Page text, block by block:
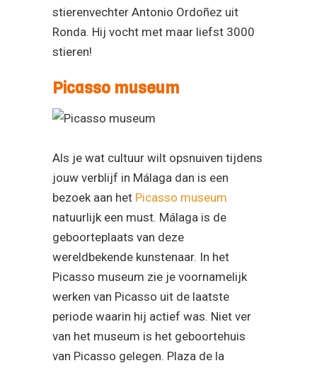
stierenvechter Antonio Ordoñez uit
Ronda. Hij vocht met maar liefst 3000
stieren!
Picasso museum
Als je wat cultuur wilt opsnuiven tijdens
jouw verblijf in Málaga dan is een
bezoek aan het Picasso museum
natuurlijk een must. Málaga is de
geboorteplaats van deze
wereldbekende kunstenaar. In het
Picasso museum zie je voornamelijk
werken van Picasso uit de laatste
periode waarin hij actief was. Niet ver
van het museum is het geboortehuis
van Picasso gelegen. Plaza de la